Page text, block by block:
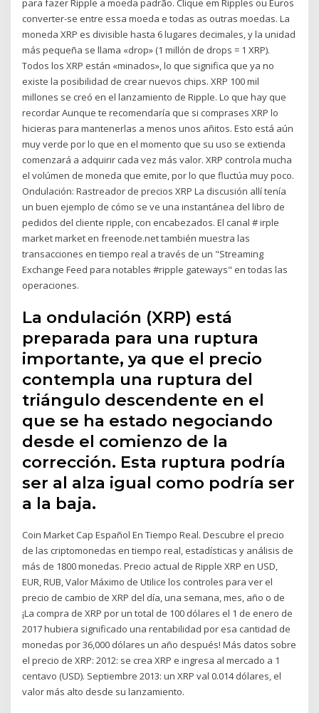
para fazer Ripple a moeda padrão. Clique em Ripples ou Euros
converter-se entre essa moeda e todas as outras moedas. La
moneda XRP es divisible hasta 6 lugares decimales, y la unidad
más pequeña se llama «drop» (1 millón de drops = 1 XRP).
Todos los XRP están «minados», lo que significa que ya no
existe la posibilidad de crear nuevos chips. XRP 100 mil
millones se creó en el lanzamiento de Ripple. Lo que hay que
recordar Aunque te recomendaría que si comprases XRP lo
hicieras para mantenerlas a menos unos añitos. Esto está aún
muy verde por lo que en el momento que su uso se extienda
comenzará a adquirir cada vez más valor. XRP controla mucha
el volúmen de moneda que emite, por lo que fluctúa muy poco.
Ondulación: Rastreador de precios XRP La discusión allí tenía
un buen ejemplo de cómo se ve una instantánea del libro de
pedidos del cliente ripple, con encabezados. El canal # irple
market market en freenode.net también muestra las
transacciones en tiempo real a través de un "Streaming
Exchange Feed para notables #ripple gateways" en todas las
operaciones.
La ondulación (XRP) está
preparada para una ruptura
importante, ya que el precio
contempla una ruptura del
triángulo descendente en el
que se ha estado negociando
desde el comienzo de la
corrección. Esta ruptura podría
ser al alza igual como podría ser
a la baja.
Coin Market Cap Español En Tiempo Real. Descubre el precio
de las criptomonedas en tiempo real, estadísticas y análisis de
más de 1800 monedas. Precio actual de Ripple XRP en USD,
EUR, RUB, Valor Máximo de Utilice los controles para ver el
precio de cambio de XRP del día, una semana, mes, año o de
¡La compra de XRP por un total de 100 dólares el 1 de enero de
2017 hubiera significado una rentabilidad por esa cantidad de
monedas por 36,000 dólares un año después! Más datos sobre
el precio de XRP: 2012: se crea XRP e ingresa al mercado a 1
centavo (USD). Septiembre 2013: un XRP val 0.014 dólares, el
valor más alto desde su lanzamiento.